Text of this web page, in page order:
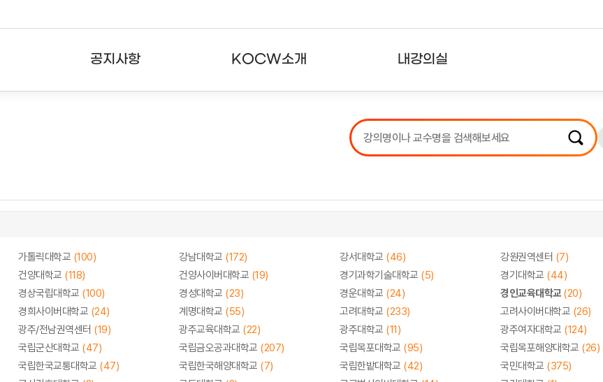
공지사항 KOCW소개 내강의실
강의리스트
수강확인증강의
가톨릭대학교 (100) 강남대학교 (172) 강서대학교 (46) 강원권역센터 (7)
건양대학교 (118) 건양사이버대학교 (19) 경기과학기술대학교 (5) 경기대학교 (44)
경상국립대학교 (100) 경성대학교 (23) 경운대학교 (24) 경인교육대학교(20)
경희사이버대학교 (24) 계명대학교 (55) 고려대학교 (233) 고려사이버대학교 (26)
광주/전남권역센터 (19) 광주교육대학교 (22) 광주대학교 (11) 광주여자대학교 (124)
국립군산대학교 (47) 국립금오공과대학교 (207) 국립목포대학교 (95) 국립목포해양대학교 (26)
국립한국교통대학교 (47) 국립한국해양대학교 (7) 국립한밭대학교 (42) 국민대학교 (375)